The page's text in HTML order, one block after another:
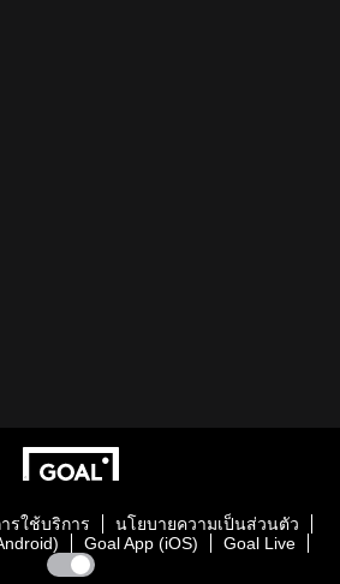
รใช้บริการ
นโยบายความเป็นส่วนตัว
Goal App (iOS) Goal Live